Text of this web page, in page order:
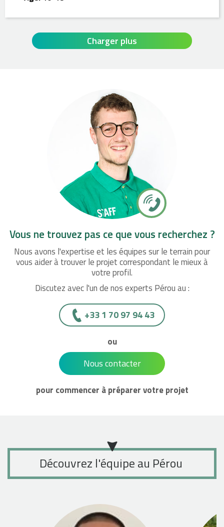
Charger plus
Vous ne trouvez pas ce que vous recherchez ?
Nous avons l'expertise et les équipes sur le terrain pour
vous aider à trouver le projet correspondant le mieux à
votre profil.
Discutez avec l'un de nos experts Pérou au :
+33 1 70 97 94 43
ou
Nous contacter
pour commencer à préparer votre projet
Découvrez l'équipe au Pérou